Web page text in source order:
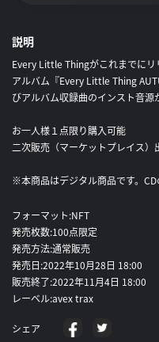
説明
Every Little Thingがこれまでにリ
アルバム『Every Little Thing
びアルバム収録曲のインスト音源
お一人様１点限り購入可能
二次販売（マーケットプレイス）
※本商品はデジタル商品です。CD
フォーマット:NFT
発売枚数:100点限定
発売方法:通常販売
発売日:2022年10月28日 18:00
販売終了:2022年11月4日 18:00
レーベル:avex trax
シェア